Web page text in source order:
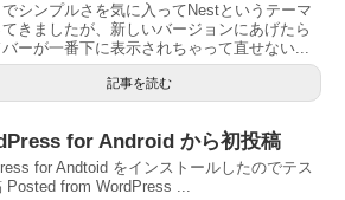
シンプルさを気に入ってNestというテーマ
きましたが、新しいバージョンにあげたら
ーが一番下に表示されちゃって直せない...
記事を読む
for Android から初投稿
for Andtoid をインストールしたのでテス
Posted from WordPress ...